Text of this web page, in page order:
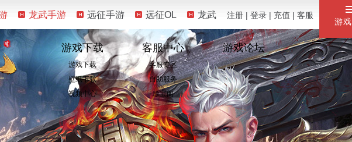
游
龙武手游 远征手游 远征OL 龙武 注册 | 登录 | 充值 | 客服
游戏下载
游戏下载
壁纸下载
视频中心
客服中心
客服专区
自助服务
珍宝阁
游戏论坛